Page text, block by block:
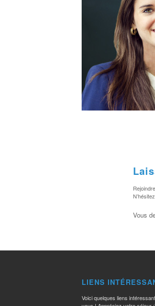
Vous
LIENS
Voici quelques liens